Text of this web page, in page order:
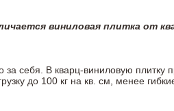
виниловая плитка от
за себя. В кварц-виниловую
до 100 кг на кв. см, менее